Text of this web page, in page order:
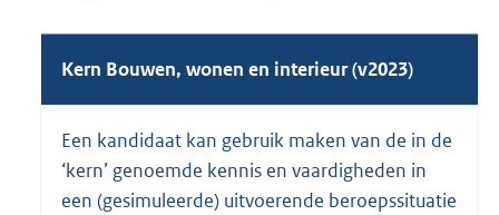
Kern Bouwen, wonen en interieur (v2023)
Een kandidaat kan gebruik maken van de in de
‘kern’ genoemde kennis en vaardigheden in
een (gesimuleerde) uitvoerende beroepssituatie